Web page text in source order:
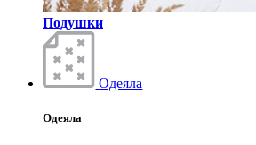
Подушки
Одеяла
Одеяла